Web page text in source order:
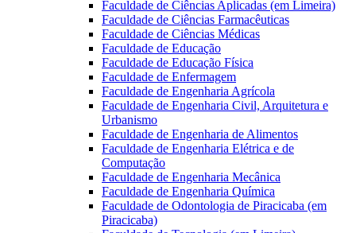
Faculdade de Ciências Aplicadas (em Limeira)
Faculdade de Ciências Farmacêuticas
Faculdade de Ciências Médicas
Faculdade de Educação
Faculdade de Educação Física
Faculdade de Enfermagem
Faculdade de Engenharia Agrícola
Faculdade de Engenharia Civil, Arquitetura e
Urbanismo
Faculdade de Engenharia de Alimentos
Faculdade de Engenharia Elétrica e de
Computação
Faculdade de Engenharia Mecânica
Faculdade de Engenharia Química
Faculdade de Odontologia de Piracicaba (em
Piracicaba)